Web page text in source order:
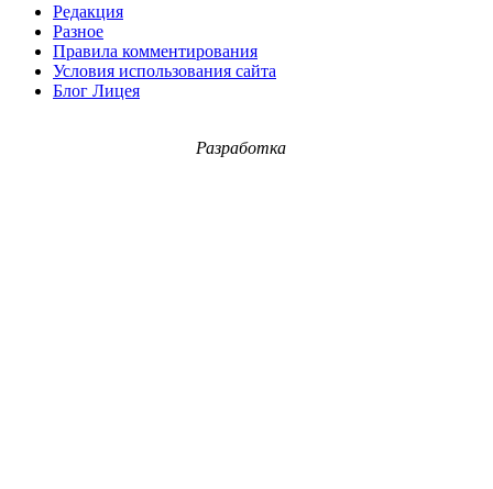
Редакция
Разное
Правила комментирования
Условия использования сайта
Блог Лицея
Разработка